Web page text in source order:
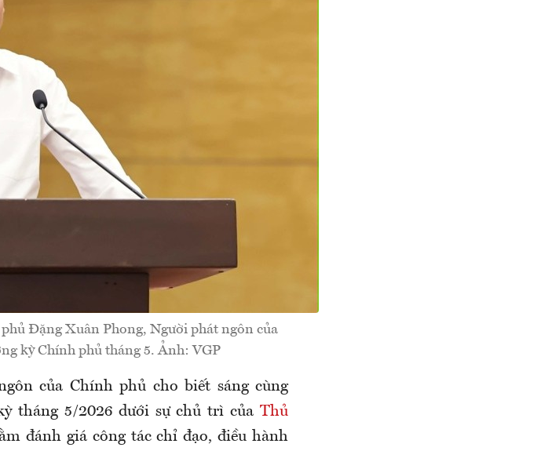
Đặng Xuân Phong, Người phát ngôn của
kỳ Chính phủ tháng 5. Ảnh: VGP
của Chính phủ cho biết sáng cùng
tháng 5/2026 dưới sự chủ trì của Thủ
đánh giá công tác chỉ đạo, điều hành